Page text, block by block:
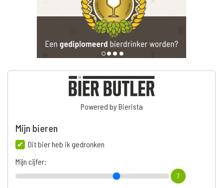
Powered by Bierista
Mijn bieren
Dit bier heb ik gedronken
Mijn cijfer:
7